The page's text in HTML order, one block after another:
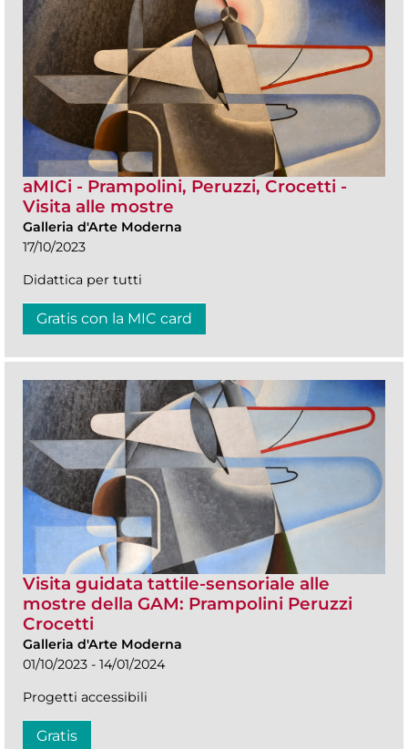
aMICi - Prampolini, Peruzzi, Crocetti -
Visita alle mostre
Galleria d'Arte Moderna
17/10/2023
Didattica per tutti
Gratis con la MIC card
Visita guidata tattile-sensoriale alle
mostre della GAM: Prampolini Peruzzi
Crocetti
Galleria d'Arte Moderna
01/10/2023 - 14/01/2024
Progetti accessibili
Gratis